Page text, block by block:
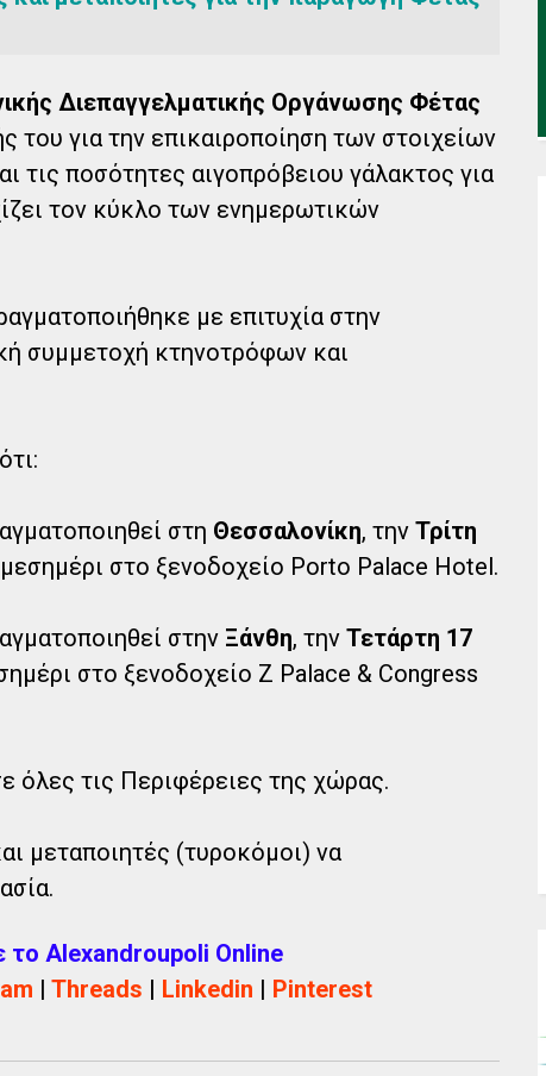
Διεπαγγελματικής Οργάνωσης Φέτας
για την επικαιροποίηση των στοιχείων
τις ποσότητες αιγοπρόβειου γάλακτος για
τον κύκλο των ενημερωτικών
με επιτυχία στην
συμμετοχή κτηνοτρόφων και
στη Θεσσαλονίκη, την Τρίτη
στο ξενοδοχείο Porto Palace Hotel.
στην Ξάνθη, την Τετάρτη 17
στο ξενοδοχείο Z Palace & Congress
όλες τις Περιφέρειες της χώρας.
μεταποιητές (τυροκόμοι) να
το Alexandroupoli Online
| Threads | Linkedin | Pinterest